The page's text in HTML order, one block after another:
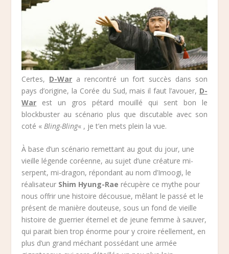
Certes, D-War a rencontré un fort succès dans son
pays d’origine, la Corée du Sud, mais il faut l’avouer, D-
War est un gros pétard mouillé qui sent bon le
blockbuster au scénario plus que discutable avec son
coté «Bling-Bling« , je t’en mets plein la vue.
À base d’un scénario remettant au gout du jour, une
vieille légende coréenne, au sujet d’une créature mi-
serpent, mi-dragon, répondant au nom d’Imoogi, le
réalisateur Shim Hyung-Rae récupère ce mythe pour
nous offrir une histoire décousue, mêlant le passé et le
présent de manière douteuse, sous un fond de vieille
histoire de guerrier éternel et de jeune femme à sauver,
qui parait bien trop énorme pour y croire réellement, en
plus d’un grand méchant possédant une armée